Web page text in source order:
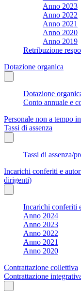
Anno 2023
Anno 2022
Anno 2021
Anno 2020
Anno 2019
Retribuzione
Dotazione organica
Dotazione
Conto annuale e
Personale non a tempo
Tassi di assenza
Tassi di assenza/
Incarichi conferiti e
dirigenti)
Incarichi conferiti
Anno 2024
Anno 2023
Anno 2022
Anno 2021
Anno 2020
Contrattazione collettiva
Contrattazione